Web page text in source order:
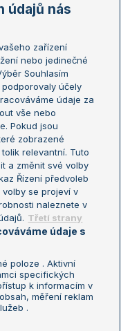
zpracování osobních
údajů nás
zařízení
nebo jedinečné
Souhlasím
účely
údaje za
vše nebo
Pokud jsou
zobrazené
relevantní. Tuto
a změnit své volby
Řízení předvoleb
se projeví v
naleznete v
Třetí strany
údaje s
poloze . Aktivní
specifických
k informacím v
měření reklam
.